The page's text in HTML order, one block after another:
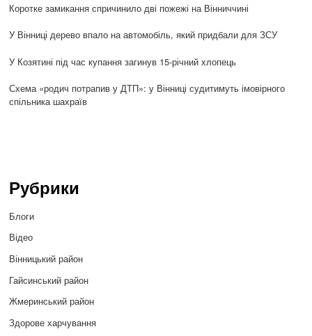
Коротке замикання спричинило дві пожежі на Вінниччині
У Вінниці дерево впало на автомобіль, який придбали для ЗСУ
У Козятині під час купання загинув 15-річний хлопець
Схема «родич потрапив у ДТП»: у Вінниці судитимуть імовірного
спільника шахраїв
Рубрики
Блоги
Відео
Вінницький район
Гайсинський район
Жмеринський район
Здорове харчування